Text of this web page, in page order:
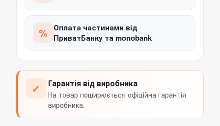
% Оплата частинами від
ПриватБанку та monobank
✓ Гарантія від виробника
На товар поширюється офіційна гарантія
виробника.